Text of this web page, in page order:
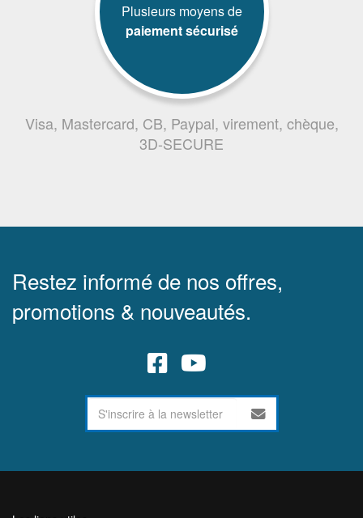
Plusieurs moyens de
paiement sécurisé
Visa, Mastercard, CB, Paypal, virement, chèque,
3D-SECURE
Restez informé de nos offres,
promotions & nouveautés.